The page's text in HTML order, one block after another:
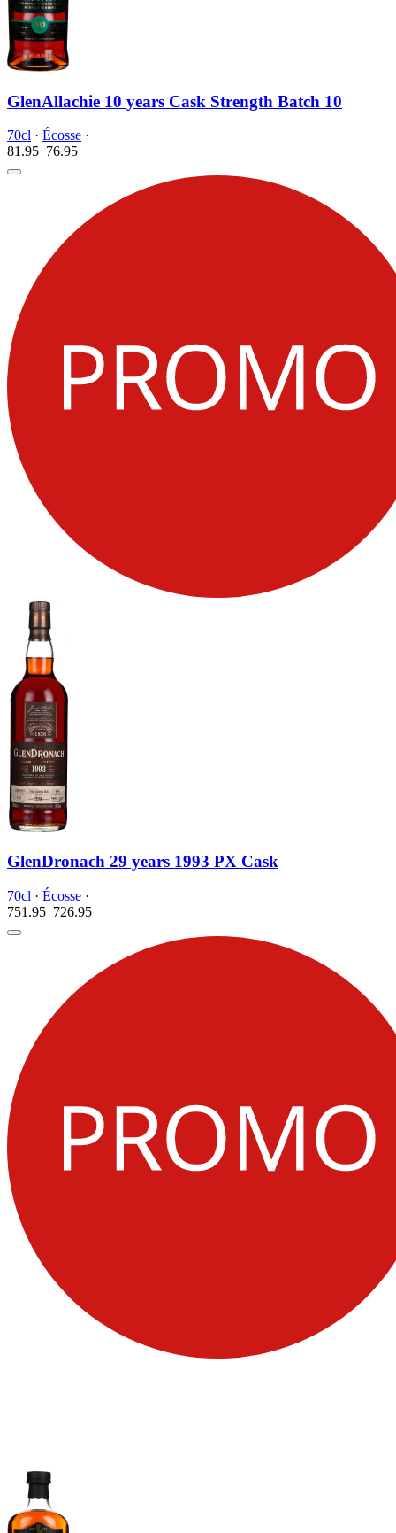
GlenAllachie 10 years Cask Strength Batch 10
70cl · Écosse ·
81.95 76.95
GlenDronach 29 years 1993 PX Cask
70cl · Écosse ·
751.95 726.95